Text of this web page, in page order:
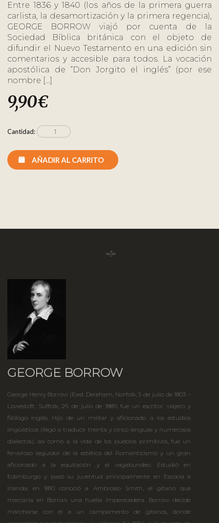
Entre 1836 y 1840 (los años de la primera guerra
carlista, la desamortización y la primera regencia),
GEORGE BORROW viajó por cuenta de la
Sociedad Bíblica británica con el objeto de
difundir el Nuevo Testamento en una edición sin
comentarios y accesible para todos. La vocación
apostólica de “Don Jorgito el inglés” (por ese
nombre […]
9,90€
Cantidad:
AÑADIR AL CARRITO
GEORGE BORROW
George Henry Borrow (East Dereham, Norfolk, 5 de julio de 1803 –
Lowestoft, Suffolk, 26 de julio de 1881) fue un escritor, viajero y
filólogo inglés. Hijo de un militar y aficionado a los estudios
lingüísticos (llegó a traducir treinta y cinco lenguas y numerosos
dialectos), así como a la vida de los pueblos primitivos, fue un
fervoroso seguidor de la estética del Romanticismo y un gran
aficionado a la equitación y el vagabundeo. Estudió en
Edimburgo y pasó su juventud principalmente en Escocia e
Irlanda; en 1810 conoció a Ambrosio Smith, el gitano que
marcaría en Borrow una huella imperecedera. Borrow decide
marcharse con él a un campamento de gitanos, donde